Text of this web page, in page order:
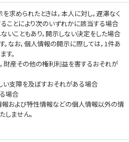
求められたときは，本人に対し，遅滞なく
ることにより次のいずれかに該当する場合
いこともあり，開示しない決定をした場合
。なお，個人情報の開示に際しては，1件あ
。
財産その他の権利利益を害するおそれが
い支障を及ぼすおそれがある場合
場合
報および特性情報などの個人情報以外の情
しません。